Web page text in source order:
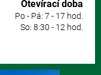
Otevírací doba
Po - Pá: 7 - 17 hod.
So: 8:30 - 12 hod.